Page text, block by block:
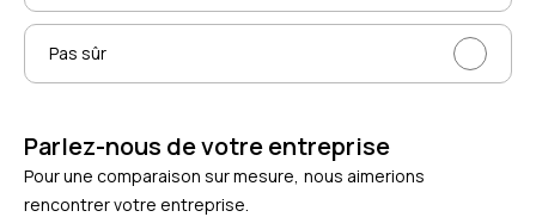
Pas sûr
Parlez-nous de votre entreprise
Pour une comparaison sur mesure, nous aimerions
rencontrer votre entreprise.